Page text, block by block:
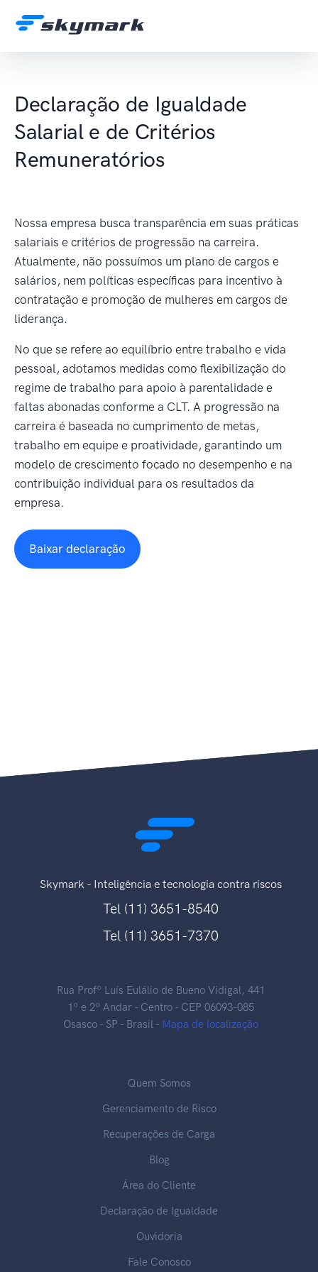
Declaração de Igualdade
Salarial e de Critérios
Remuneratórios
Nossa empresa busca transparência em suas práticas
salariais e critérios de progressão na carreira.
Atualmente, não possuímos um plano de cargos e
salários, nem políticas específicas para incentivo à
contratação e promoção de mulheres em cargos de
liderança.
No que se refere ao equilíbrio entre trabalho e vida
pessoal, adotamos medidas como flexibilização do
regime de trabalho para apoio à parentalidade e
faltas abonadas conforme a CLT. A progressão na
carreira é baseada no cumprimento de metas,
trabalho em equipe e proatividade, garantindo um
modelo de crescimento focado no desempenho e na
contribuição individual para os resultados da
empresa.
Baixar declaração
Skymark - Inteligência e tecnologia contra riscos
Tel (11) 3651-8540
Tel (11) 3651-7370
Rua Profº Luís Eulálio de Bueno Vidigal, 441
1º e 2º Andar - Centro - CEP 06093-085
Osasco - SP - Brasil - Mapa de localização
Quem Somos
Gerenciamento de Risco
Recuperações de Carga
Blog
Área do Cliente
Declaração de Igualdade
Ouvidoria
Fale Conosco